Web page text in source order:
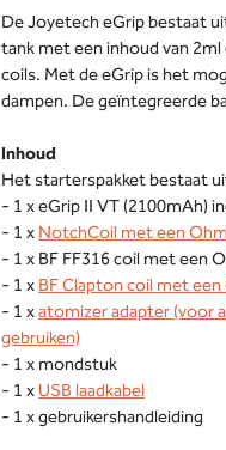
De Joyetech eGrip bestaat
tank met een inhoud van
coils. Met de eGrip is het
dampen. De geïntegreerde
Inhoud
Het starterspakket bestaat
- 1 x eGrip II VT (2100mAh)
- 1 xNotchCoil met een
- 1 x BF FF316 coil met een
- 1 xBF Clapton coil met
- 1 xatomizer adapter (voor
gebruiken)
- 1 x mondstuk
- 1 xUSB laadkabel
- 1 x gebruikershandleiding